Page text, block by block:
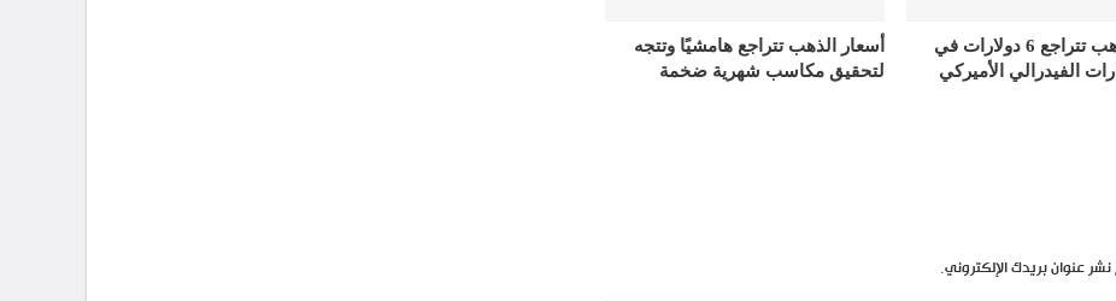
أسعار الذهب تتراجع 6 دولارات في
الفيدرالي الأميركي
أسعار الذهب تتراجع هامشيًا وتتجه
لتحقيق مكاسب شهرية ضخمة
عنوان بريدك الإلكتروني.